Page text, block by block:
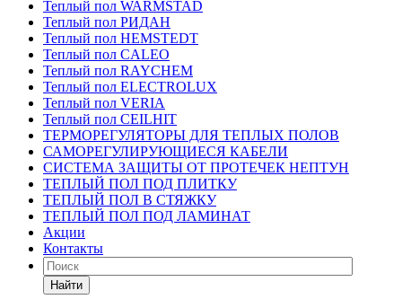
Теплый пол WARMSTAD
Теплый пол РИДАН
Теплый пол HEMSTEDT
Теплый пол CALEO
Теплый пол RAYCHEM
Теплый пол ELECTROLUX
Теплый пол VERIA
Теплый пол CEILHIT
ТЕРМОРЕГУЛЯТОРЫ ДЛЯ ТЕПЛЫХ ПОЛОВ
САМОРЕГУЛИРУЮЩИЕСЯ КАБЕЛИ
СИСТЕМА ЗАЩИТЫ ОТ ПРОТЕЧЕК НЕПТУН
ТЕПЛЫЙ ПОЛ ПОД ПЛИТКУ
ТЕПЛЫЙ ПОЛ В СТЯЖКУ
ТЕПЛЫЙ ПОЛ ПОД ЛАМИНАТ
Акции
Контакты
Найти